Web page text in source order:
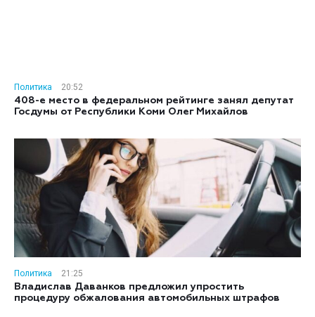
Политика
20:52
408-е место в федеральном рейтинге занял депутат
Госдумы от Республики Коми Олег Михайлов
Политика
21:25
Владислав Даванков предложил упростить
процедуру обжалования автомобильных штрафов